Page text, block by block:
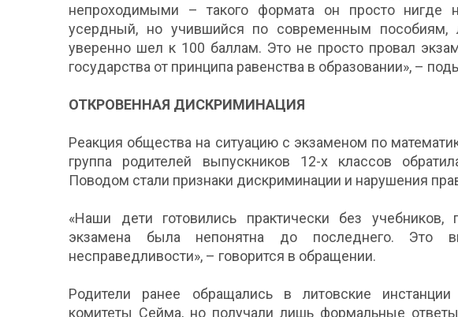
непроходимыми – такого формата он просто нигде
усердный, но учившийся по современным пособиям,
уверенно шел к 100 баллам. Это не просто провал
государства от принципа равенства в образовании», –
ОТКРОВЕННАЯ ДИСКРИМИНАЦИЯ
Реакция общества на ситуацию с экзаменом по
группа родителей выпускников 12-х классов
Поводом стали признаки дискриминации и нарушения
«Наши дети готовились практически без учебников,
экзамена была непонятна до последнего. Это
несправедливости», – говорится в обращении.
Родители ранее обращались в литовские
комитеты Сейма, но получали лишь формальные